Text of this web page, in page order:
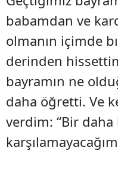
babamdan ve
olmanın içimde
derinden
bayramın ne
daha öğretti. Ve
verdim: “Bir daha